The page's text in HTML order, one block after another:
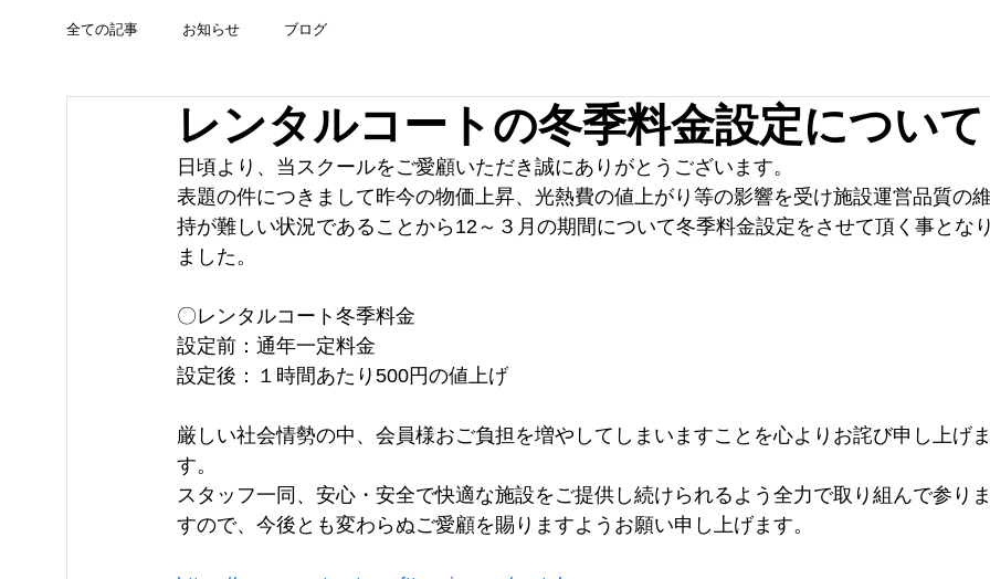
全ての記事 お知らせ ブログ
レンタルコートの冬季料金設定について
日頃より、当スクールをご愛顧いただき誠にありがとうございます。
表題の件につきまして昨今の物価上昇、光熱費の値上がり等の影響を受け施設運営品質の維
持が難しい状況であることから12～３月の期間について冬季料金設定をさせて頂く事となり
ました。
〇レンタルコート冬季料金
設定前：通年一定料金
設定後：１時間あたり500円の値上げ
厳しい社会情勢の中、会員様おご負担を増やしてしまいますことを心よりお詫び申し上げま
す。
スタッフ一同、安心・安全で快適な施設をご提供し続けられるよう全力で取り組んで参りま
すので、今後とも変わらぬご愛顧を賜りますようお願い申し上げます。